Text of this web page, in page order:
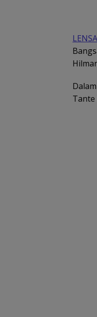
Tante